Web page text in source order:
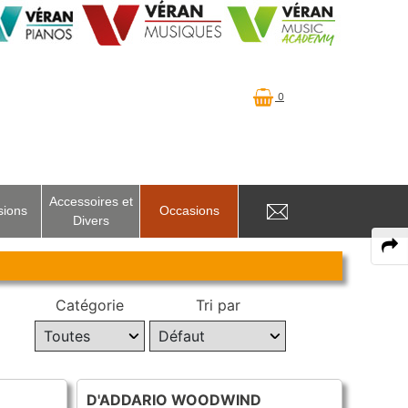
0
Accessoires et
Divers
Occasions
Catégorie Tri par
D'ADDARIO WOODWIND